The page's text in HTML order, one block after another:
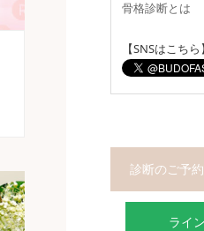
骨格診断とは
【SNSはこちら】
診断のご予
ライ